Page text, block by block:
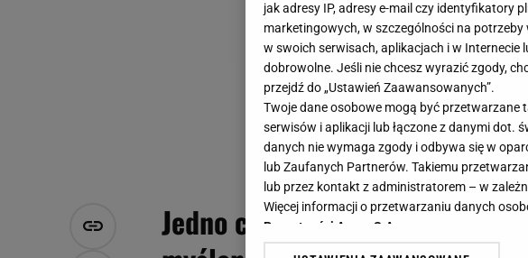
Jedno ciasto, tysiąc
jak adresy IP, adresy e-mail czy identyfikatory
marketingowych, w szczególności na
w swoich serwisach, aplikacjach i w Internecie
dobrowolne. Jeśli nie chcesz wyrazić zgody,
przejdź do „Ustawień Zaawansowanych”.
Twoje dane osobowe mogą być
serwisów i aplikacji lub łączone z danymi dot.
danych nie wymaga zgody i odbywa się w
lub Zaufanych Partnerów. Takiemu
lub przez kontakt z administratorem – w
Więcej informacji o przetwarzaniu danych
Prywatności Agora S.A.